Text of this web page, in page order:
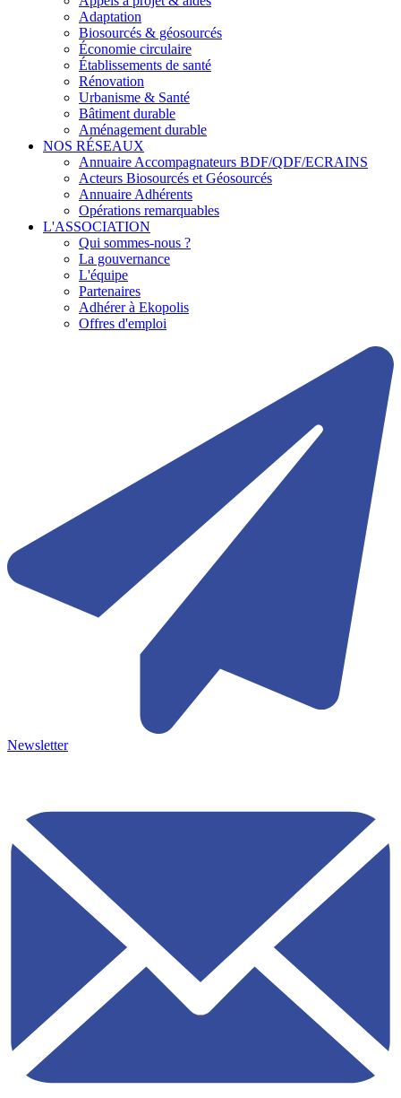
Adaptation
Biosourcés & géosourcés
Économie circulaire
Établissements de santé
Rénovation
Urbanisme & Santé
Bâtiment durable
Aménagement durable
NOS RÉSEAUX
Annuaire Accompagnateurs BDF/QDF/ECRAINS
Acteurs Biosourcés et Géosourcés
Annuaire Adhérents
Opérations remarquables
L'ASSOCIATION
Qui sommes-nous ?
La gouvernance
L'équipe
Partenaires
Adhérer à Ekopolis
Offres d'emploi
Newsletter